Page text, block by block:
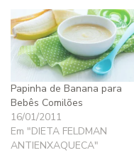
Papinha de Banana para
Bebês Comilões
16/01/2011
Em "DIETA FELDMAN
ANTIENXAQUECA"